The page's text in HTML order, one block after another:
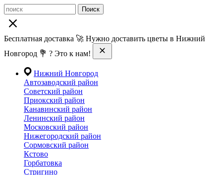
Поиск
Бесплатная доставка 🚀 Нужно доставить цветы в Нижний
Новгород 💐 ? Это к нам!
Нижний Новгород
Автозаводский район
Советский район
Приокский район
Канавинский район
Ленинский район
Московский район
Нижегородский район
Сормовский район
Кстово
Горбатовка
Стригино